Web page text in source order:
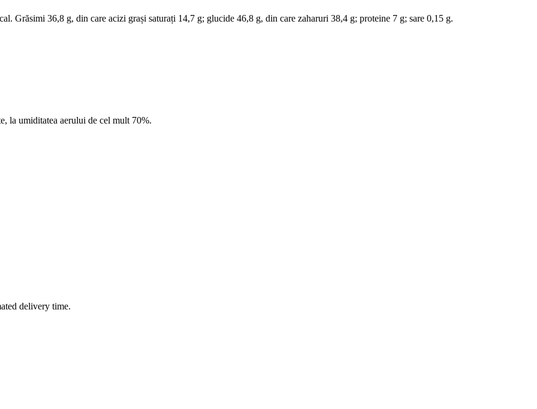
Grăsimi 36,8 g, din care acizi grași saturați 14,7 g; glucide 46,8 g, din care zaharuri 38,4 g; proteine 7 g; sare 0,15 g.
la umiditatea aerului de cel mult 70%.
delivery time.